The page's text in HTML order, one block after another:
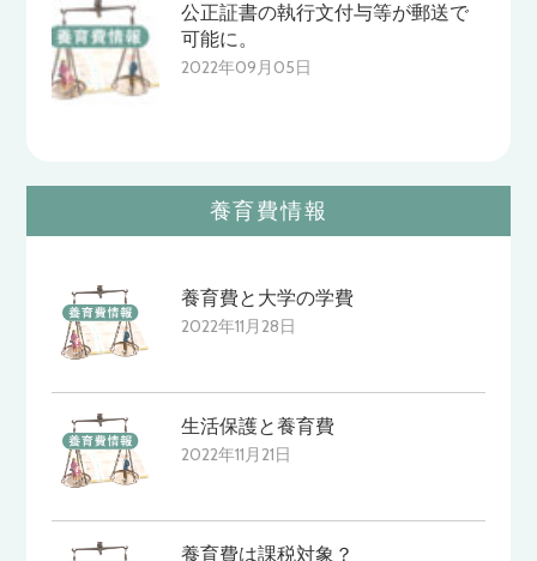
公正証書の執行文付与等が郵送で
可能に。
2022年09月05日
養育費情報
養育費と大学の学費
2022年11月28日
生活保護と養育費
2022年11月21日
養育費は課税対象？